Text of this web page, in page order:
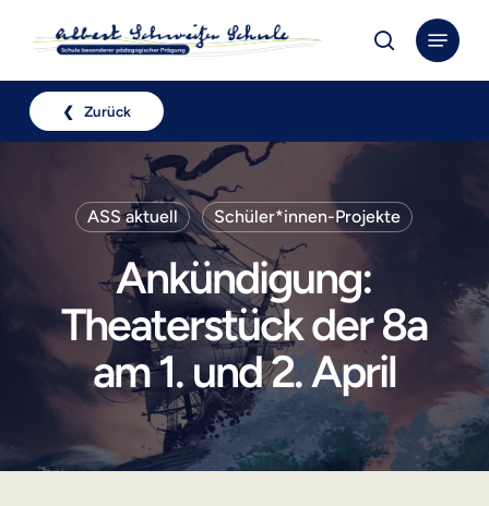
content
search
Menu
❮ Zurück
ASS aktuell Schüler*innen-Projekte
Ankündigung:
Theaterstück der 8a
am 1. und 2. April
Close